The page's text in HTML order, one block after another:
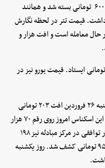
قیمت درهم روز سه‌شنبه روی رقم ۲۴ هزار و ۶۰۰ تومانی بسته شد و همانند
قیمت تتر در لحظه نگارش
۸۹ هزار و ۴۰۰ تومانی در حال معامله است و افت هزار و
پوند انگلیس روی رقم ۱۱۷ هزار و ۸۶۰ تومانی ایستاد. قیمت یورو نیز در
قیمت اسکناس دلار در مرکز مبادله روز سه‌شنبه ۲۶ فروردین افت ۲۰۳ تومانی
داشت و به کریدور ۷۰ هزار تومانی برگشت. این اسکناس امروز روی رقم ۷۰ هزار
و ۸۸۶ تومانی ایستاد. حواله دلار یا همان دلار توافقی در مرکز مبادله نیز ۱۹۸
تومان کاهش داشت و با قیمت ۶۸ هزار و ۹۵۵ تومانی کشف شد. روز یکشنبه